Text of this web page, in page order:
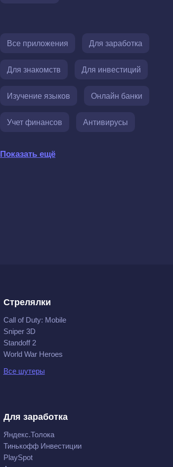
Все приложения Для заработка
Для знакомств Для инвестиций
Изучение языков Онлайн банки
Учет финансов Антивирусы
Показать ещё
Стрелялки
Call of Duty: Mobile
Sniper 3D
Standoff 2
World War Heroes
Все шутеры
Для заработка
Яндекс.Толока
Тинькофф Инвестиции
PlaySpot